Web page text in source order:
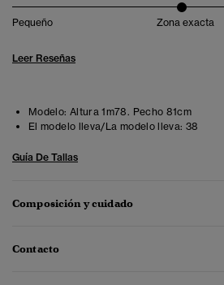
Pequeño Zona exacta
Leer Reseñas
Modelo: Altura 1m78. Pecho 81cm
El modelo lleva/La modelo lleva: 38
Guía De Tallas
Composición y cuidado
Contacto